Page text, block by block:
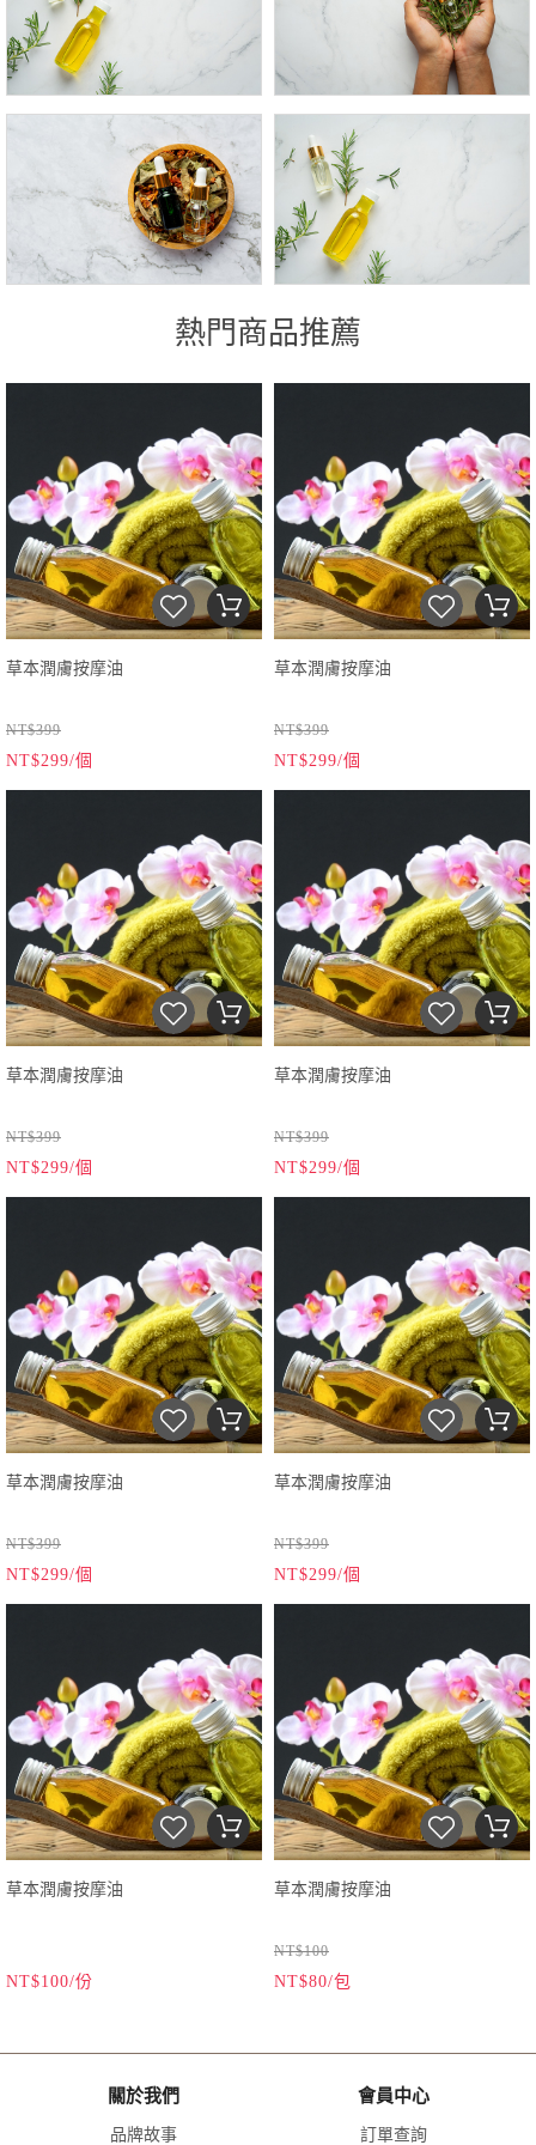
熱門商品推薦
草本潤膚按摩油
NT$399
NT$299/個
草本潤膚按摩油
NT$399
NT$299/個
草本潤膚按摩油
NT$399
NT$299/個
草本潤膚按摩油
NT$399
NT$299/個
草本潤膚按摩油
NT$399
NT$299/個
草本潤膚按摩油
NT$399
NT$299/個
草本潤膚按摩油
NT$100/份
草本潤膚按摩油
NT$100
NT$80/包
關於我們
品牌故事
會員中心
訂單查詢